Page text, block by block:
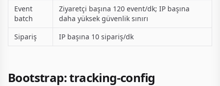
Event
batch
Ziyaretçi başına 120 event/dk; IP başına
daha yüksek güvenlik sınırı
Sipariş
IP başına 10 sipariş/dk
Bootstrap: tracking-config